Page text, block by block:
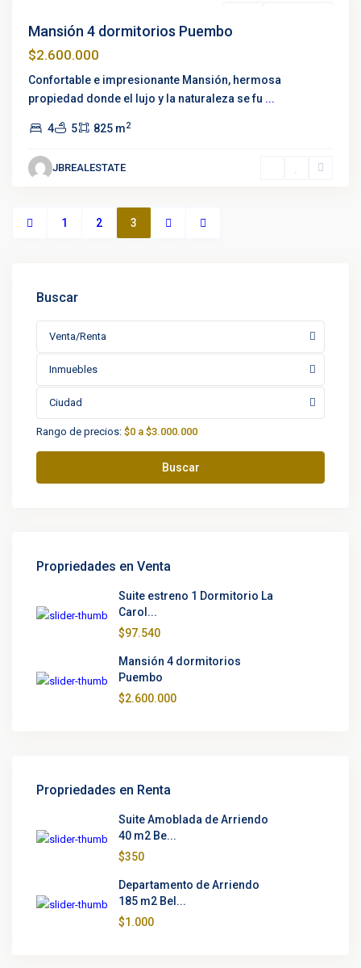
Mansión 4 dormitorios Puembo
$2.600.000
Confortable e impresionante Mansión, hermosa
propiedad donde el lujo y la naturaleza se fu ...
4 5 825 m2
JBREALESTATE
1 2 3
Buscar
Venta/Renta
Inmuebles
Ciudad
Rango de precios: $0 a $3.000.000
Buscar
Propriedades en Venta
Suite estreno 1 Dormitorio La
Carol...
$97.540
Mansión 4 dormitorios
Puembo
$2.600.000
Propriedades en Renta
Suite Amoblada de Arriendo
40 m2 Be...
$350
Departamento de Arriendo
185 m2 Bel...
$1.000